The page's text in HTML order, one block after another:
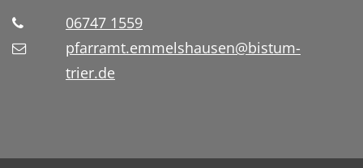
06747 1559
pfarramt.emmelshausen@bistum-
trier.de